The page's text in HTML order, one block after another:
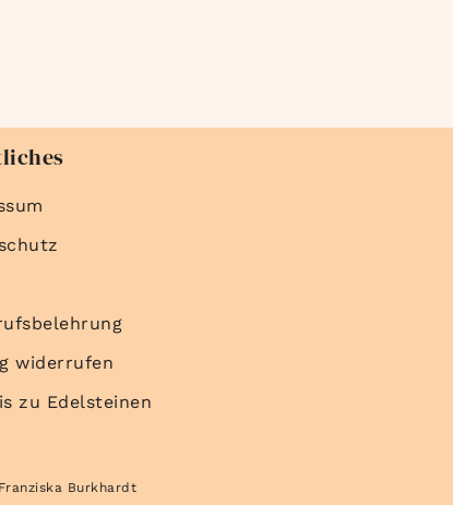
widerrufen
zu Edelsteinen
Burkhardt